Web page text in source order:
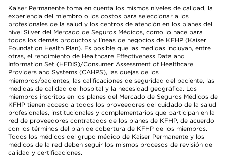
Kaiser Permanente toma en cuenta los mismos niveles de calidad, la
experiencia del miembro o los costos para seleccionar a los
profesionales de la salud y los centros de atención en los planes del
nivel Silver del Mercado de Seguros Médicos, como lo hace para
todos los demás productos y líneas de negocios de KFHP (Kaiser
Foundation Health Plan). Es posible que las medidas incluyan, entre
otras, el rendimiento de Healthcare Effectiveness Data and
Information Set (HEDIS)/Consumer Assessment of Healthcare
Providers and Systems (CAHPS), las quejas de los
miembros/pacientes, las calificaciones de seguridad del paciente, las
medidas de calidad del hospital y la necesidad geográfica. Los
miembros inscritos en los planes del Mercado de Seguros Médicos de
KFHP tienen acceso a todos los proveedores del cuidado de la salud
profesionales, institucionales y complementarios que participan en la
red de proveedores contratados de los planes de KFHP, de acuerdo
con los términos del plan de cobertura de KFHP de los miembros.
Todos los médicos del grupo médico de Kaiser Permanente y los
médicos de la red deben seguir los mismos procesos de revisión de
calidad y certificaciones.